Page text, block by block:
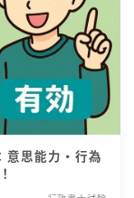
意思能力・行為